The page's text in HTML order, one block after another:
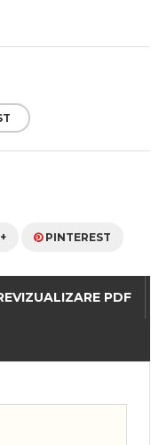
PINTEREST
PDF